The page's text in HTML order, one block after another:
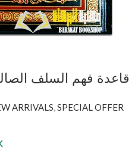
قاعدة فهم السلف
ARRIVALS,SPECIAL OFFER